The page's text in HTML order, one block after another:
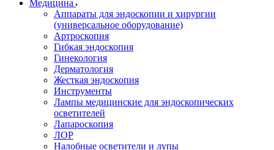
Медицина
Аппараты для эндоскопии и хирургии
(универсальное оборудование)
Артроскопия
Гибкая эндоскопия
Гинекология
Дерматология
Жесткая эндоскопия
Инструменты
Лампы медицинские для эндоскопических
осветителей
Лапароскопия
ЛОР
Налобные осветители и лупы